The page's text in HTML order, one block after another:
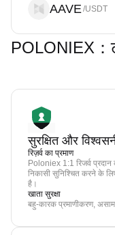
AAVE/USDT
POLONIEX：
सुरक्षित और
रिज़र्व का प्रमाण
Poloniex 1:1 रिजर्व
निकासी सुनिश्चित करने के
है।
खाता सुरक्षा
बहु-कारक प्रमाणीकरण,